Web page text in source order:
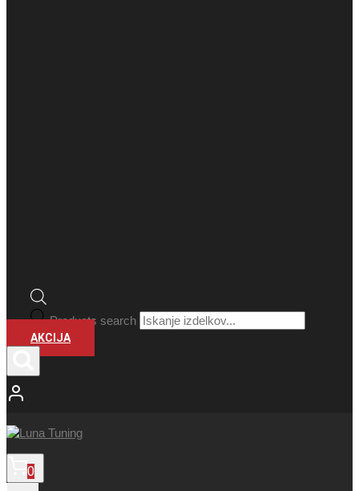
Products search
AKCIJA
0